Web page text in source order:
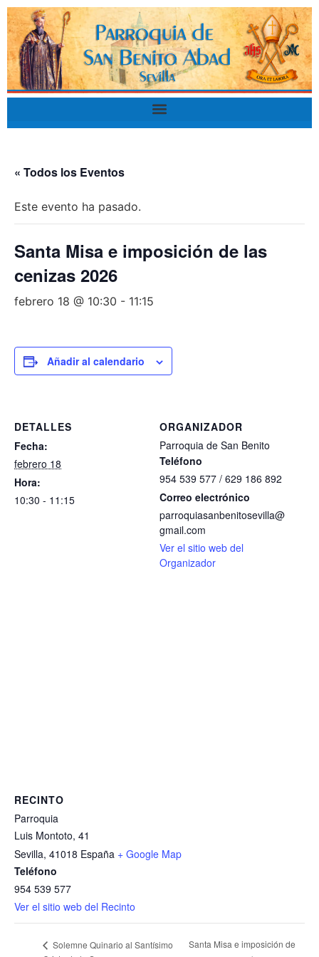
« Todos los Eventos
Este evento ha pasado.
Santa Misa e imposición de las
cenizas 2026
febrero 18 @ 10:30 - 11:15
Añadir al calendario
DETALLES
Fecha:
febrero 18
Hora:
10:30 - 11:15
ORGANIZADOR
Parroquia de San Benito
Teléfono
954 539 577 / 629 186 892
Correo electrónico
parroquiasanbenitosevilla@
gmail.com
Ver el sitio web del
Organizador
RECINTO
Parroquia
Luis Montoto, 41
Sevilla, 41018 España + Google Map
Teléfono
954 539 577
Ver el sitio web del Recinto
Solemne Quinario al Santísimo
Santa Misa e imposición de